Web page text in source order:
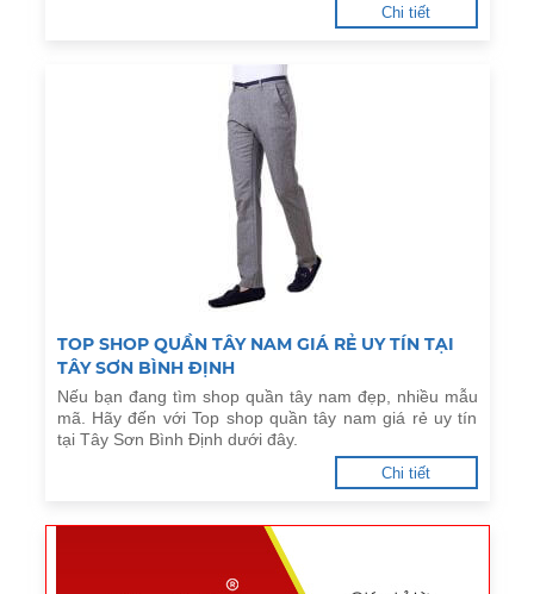
Chi tiết
TOP SHOP QUẦN TÂY NAM GIÁ RẺ UY TÍN TẠI
TÂY SƠN BÌNH ĐỊNH
Nếu bạn đang tìm shop quần tây nam đẹp, nhiều mẫu
mã. Hãy đến với Top shop quần tây nam giá rẻ uy tín
tại Tây Sơn Bình Định dưới đây.
Chi tiết